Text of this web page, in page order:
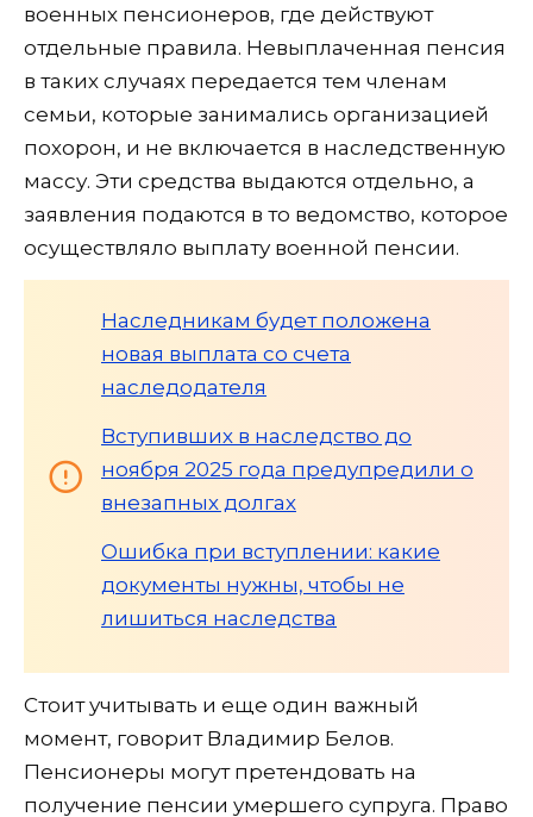
военных пенсионеров, где действуют
отдельные правила. Невыплаченная пенсия
в таких случаях передается тем членам
семьи, которые занимались организацией
похорон, и не включается в наследственную
массу. Эти средства выдаются отдельно, а
заявления подаются в то ведомство, которое
осуществляло выплату военной пенсии.
Наследникам будет положена
новая выплата со счета
наследодателя
Вступивших в наследство до
ноября 2025 года предупредили о
внезапных долгах
Ошибка при вступлении: какие
документы нужны, чтобы не
лишиться наследства
Стоит учитывать и еще один важный
момент, говорит Владимир Белов.
Пенсионеры могут претендовать на
получение пенсии умершего супруга. Право